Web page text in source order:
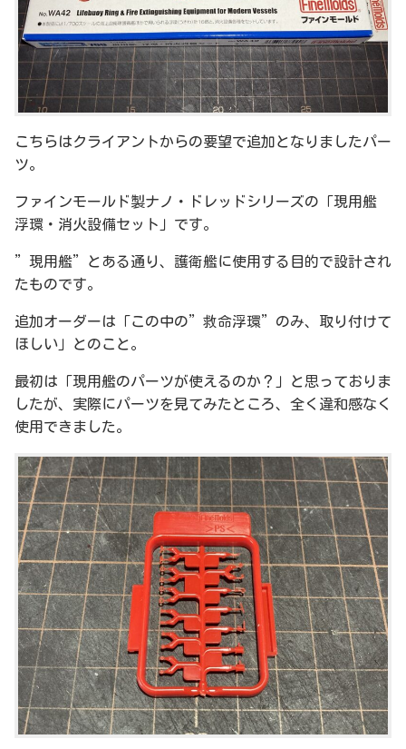
こちらはクライアントからの要望で追加となりましたパー
ツ。
ファインモールド製ナノ・ドレッドシリーズの「現用艦
浮環・消火設備セット」です。
”現用艦”とある通り、護衛艦に使用する目的で設計され
たものです。
追加オーダーは「この中の”救命浮環”のみ、取り付けて
ほしい」とのこと。
最初は「現用艦のパーツが使えるのか？」と思っておりま
したが、実際にパーツを見てみたところ、全く違和感なく
使用できました。